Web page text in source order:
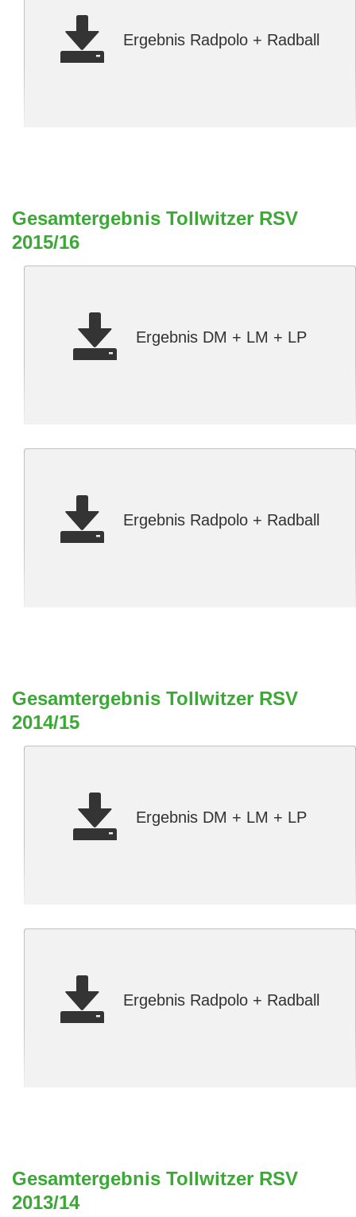
Ergebnis Radpolo + Radball
Gesamtergebnis Tollwitzer RSV
2015/16
Ergebnis DM + LM + LP
Ergebnis Radpolo + Radball
Gesamtergebnis Tollwitzer RSV
2014/15
Ergebnis DM + LM + LP
Ergebnis Radpolo + Radball
Gesamtergebnis Tollwitzer RSV
2013/14